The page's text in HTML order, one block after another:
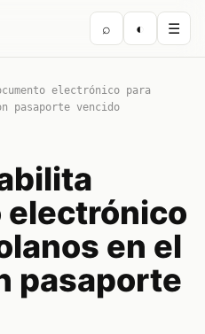
⌕ ◐ ☰
electrónico para
pasaporte vencido
electrónico
en el
pasaporte